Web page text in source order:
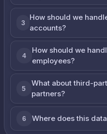
3
How should we
accounts?
4
How should we
employees?
5
What about third-
partners?
6 Where does this